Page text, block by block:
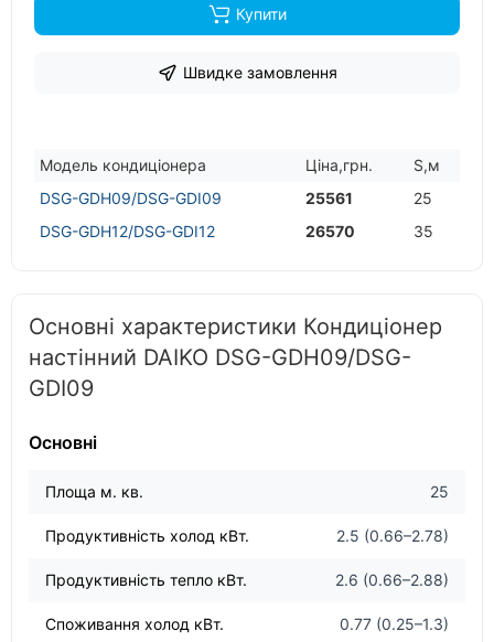
Купити
Швидке замовлення
Модель кондицiонера Цiна,грн.
S,м
DSG-GDH09/DSG-GDI09
25561
25
DSG-GDH12/DSG-GDI12
26570 35
Основні характеристики Кондиціонер
настінний DAIKO DSG-GDH09/DSG-
GDI09
Основні
Площа м. кв. 25
Продуктивність холод кВт. 2.5 (0.66–2.78)
Продуктивність тепло кВт. 2.6 (0.66–2.88)
Споживання холод кВт. 0.77 (0.25–1.3)